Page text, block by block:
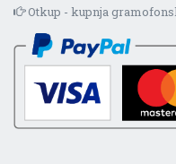
Otkup - kupnja